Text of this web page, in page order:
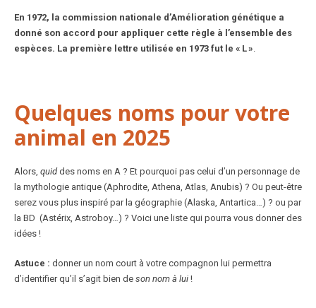
En 1972, la commission nationale d’Amélioration génétique a
donné son accord pour appliquer cette règle à l’ensemble des
espèces. La première lettre utilisée en 1973 fut le « L »
Quelques noms pour votre
animal en 2025
Alors, quiddes noms en A ? Et pourquoi pas celui d’un personnage de
la mythologie antique (Aphrodite, Athena, Atlas, Anubis) ? Ou peut-être
serez vous plus inspiré par la géographie (Alaska, Antartica…) ? ou par
la BD (Astérix, Astroboy…) ? Voici une liste qui pourra vous donner des
idées !
Astuce : donner un nom court à votre compagnon lui permettra
d’identifier qu’il s’agit bien de son nom à lui !